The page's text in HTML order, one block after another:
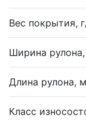
Вес покрытия,
Ширина
Длина рулона, м
Класс